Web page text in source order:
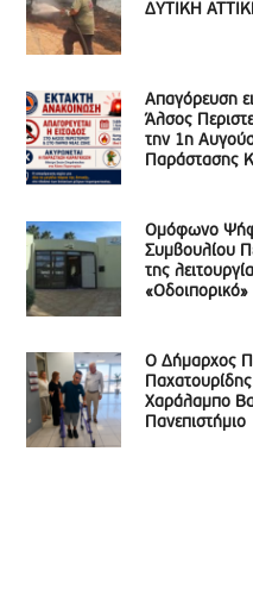
ΔΥΤΙΚΗ
Απαγόρευση
Άλσος
την 1η
Παράστασης
Ομόφωνο
Συμβουλίου
της
«Οδοιπορικό»
Ο Δήμαρχος
Χαράλαμπο
Πανεπιστήμιο